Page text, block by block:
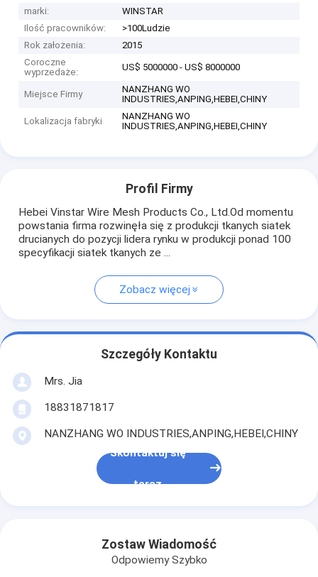
marki:
WINSTAR
Ilość pracowników:
>100Ludzie
Rok założenia:
2015
Coroczne
wyprzedaże:
US$ 5000000 - US$ 8000000
Miejsce Firmy
NANZHANG WO
INDUSTRIES,ANPING,HEBEI,CHINY
Lokalizacja fabryki
NANZHANG WO
INDUSTRIES,ANPING,HEBEI,CHINY
Profil Firmy
Hebei Vinstar Wire Mesh Products Co., Ltd.Od momentu
powstania firma rozwinęła się z produkcji tkanych siatek
drucianych do pozycji lidera rynku w produkcji ponad 100
specyfikacji siatek tkanych ze ...
Zobacz więcej
Szczegóły Kontaktu
Mrs. Jia
18831871817
NANZHANG WO INDUSTRIES,ANPING,HEBEI,CHINY
Skontaktuj się
teraz
Zostaw Wiadomość
Odpowiemy Szybko